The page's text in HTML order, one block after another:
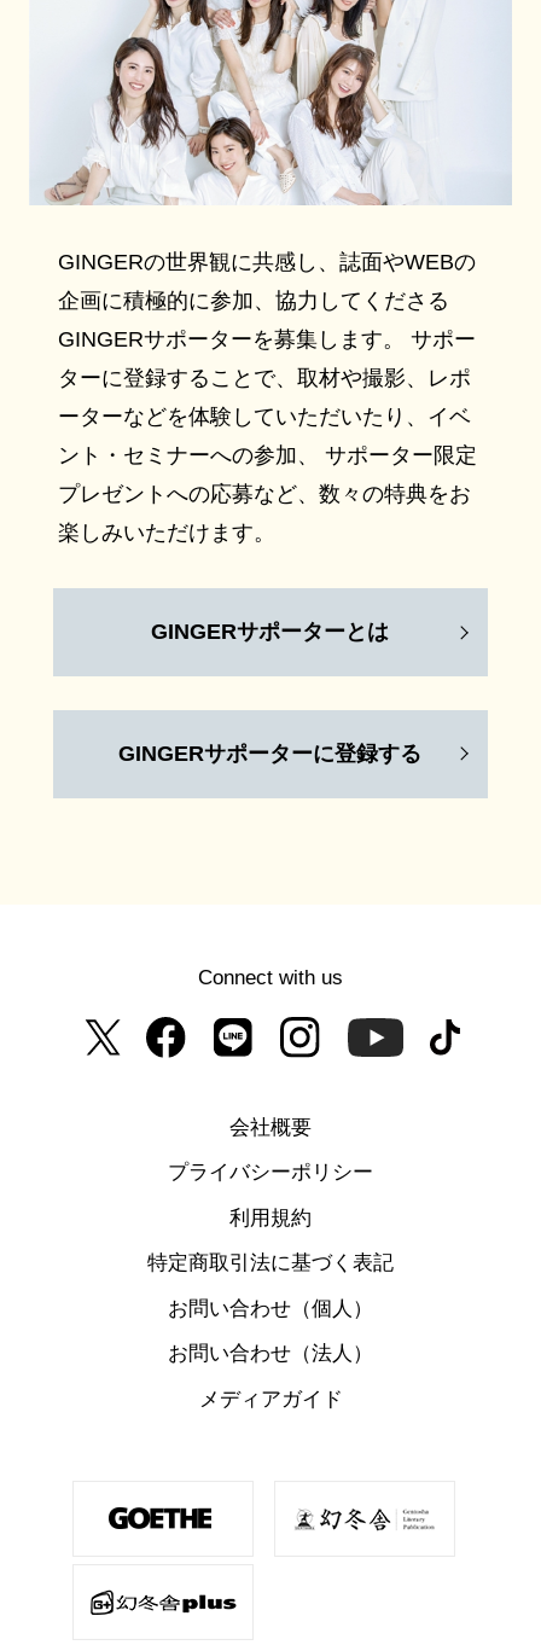
GINGERの世界観に共感し、誌面やWEBの
企画に積極的に参加、協力してくださる
GINGERサポーターを募集します。 サポー
ターに登録することで、取材や撮影、レポ
ーターなどを体験していただいたり、イベ
ント・セミナーへの参加、 サポーター限定
プレゼントへの応募など、数々の特典をお
楽しみいただけます。
GINGERサポーターとは
GINGERサポーターに登録する
Connect with us
会社概要
プライバシーポリシー
利用規約
特定商取引法に基づく表記
お問い合わせ（個人）
お問い合わせ（法人）
メディアガイド